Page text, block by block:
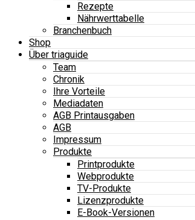
Rezepte
Nährwerttabelle
Branchenbuch
Shop
Über triaguide
Team
Chronik
Ihre Vorteile
Mediadaten
AGB Printausgaben
AGB
Impressum
Produkte
Printprodukte
Webprodukte
TV-Produkte
Lizenzprodukte
E-Book-Versionen